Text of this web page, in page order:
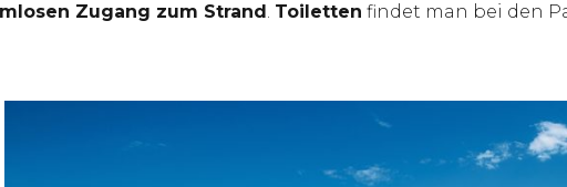
Zugang zum Strand. Toiletten findet man bei den